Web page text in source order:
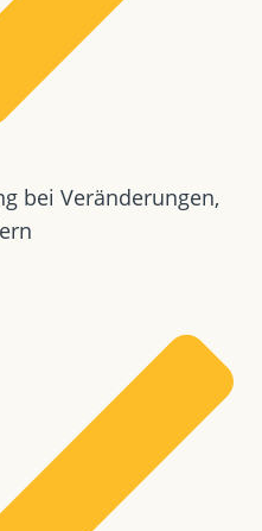
bei Veränderungen,